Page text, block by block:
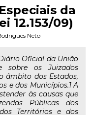
da
12.153/09)
Neto
Oficial da União
sobre os Juizados
âmbito dos Estados,
e dos Municípios.1 A
às causas que
Públicas dos
Territórios e dos